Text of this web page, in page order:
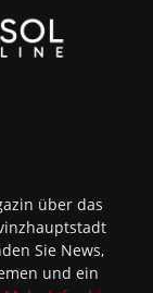
über das
Sie News,
und ein